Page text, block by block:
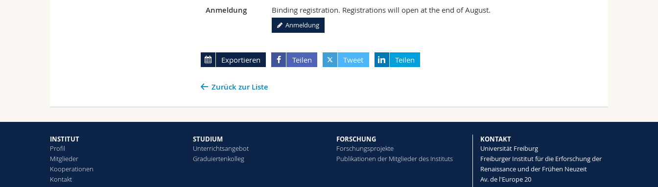
Anmeldung
Binding registration. Registrations will open at the end of August.
Anmeldung
Exportieren Teilen Tweet Teilen
Zurück zur Liste
INSTITUT
Profil
Mitglieder
Kooperationen
Kontakt
STUDIUM
Unterrichtsangebot
Graduiertenkolleg
FORSCHUNG
Forschungsprojekte
Publikationen der Mitglieder des Instituts
KONTAKT
Universität Freiburg
Freiburger Institut für die Erforschung der
Renaissance und der Frühen Neuzeit
Av. de l'Europe 20